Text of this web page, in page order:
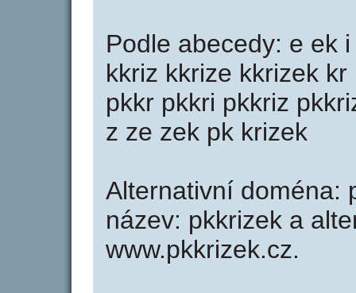
Podle abecedy: e ek
kkriz kkrize kkrizek
pkkr pkkri pkkriz
z ze zek pk krizek
Alternativní doména:
název: pkkrizek a
www.pkkrizek.cz.